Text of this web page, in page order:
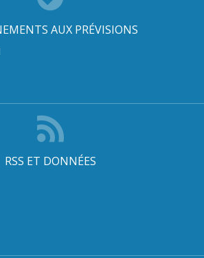
AUX PRÉVISIONS
RSS ET DONNÉES